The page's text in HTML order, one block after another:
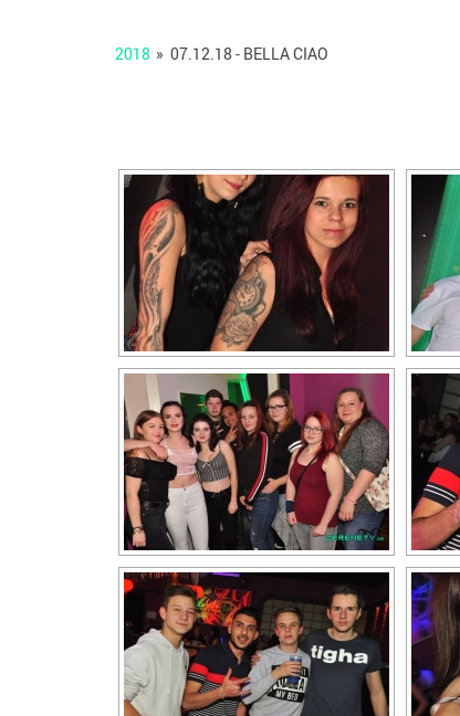
2018 » 07.12.18 - BELLA CIAO